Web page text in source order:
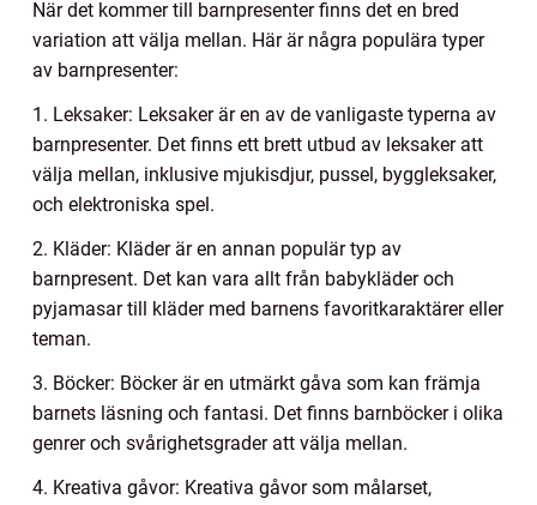
När det kommer till barnpresenter finns det en bred
variation att välja mellan. Här är några populära typer
av barnpresenter:
1. Leksaker: Leksaker är en av de vanligaste typerna av
barnpresenter. Det finns ett brett utbud av leksaker att
välja mellan, inklusive mjukisdjur, pussel, byggleksaker,
och elektroniska spel.
2. Kläder: Kläder är en annan populär typ av
barnpresent. Det kan vara allt från babykläder och
pyjamasar till kläder med barnens favoritkaraktärer eller
teman.
3. Böcker: Böcker är en utmärkt gåva som kan främja
barnets läsning och fantasi. Det finns barnböcker i olika
genrer och svårighetsgrader att välja mellan.
4. Kreativa gåvor: Kreativa gåvor som målarset,